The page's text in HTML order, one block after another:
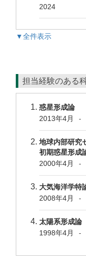
2024
▼全件表示
担当経験のある
惑星形成論
2013年4月
-
地球内部研究
初期惑星形成
2000年4月
-
大気海洋学特
2008年4月
-
太陽系形成論
1998年4月
-